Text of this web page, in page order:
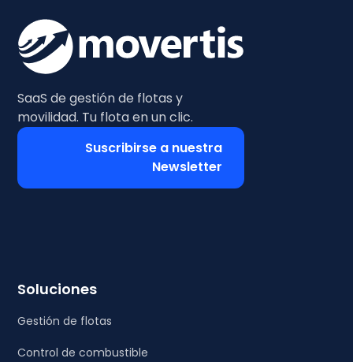
SaaS de gestión de flotas y
movilidad. Tu flota en un clic.
Suscribirse a nuestra
Newsletter
Soluciones
Gestión de flotas
Control de combustible